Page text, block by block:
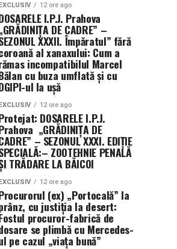
12 ore ago
I.P.J. Prahova
DE CADRE” –
XXXII. Împăratul” fără
al xanaxului: Cum a
incompatibilul Marcel
cu buza umflată și cu
ul la ușă
12 ore ago
DOSARELE I.P.J.
„GRĂDINIȚA DE
– SEZONUL XXXI. EDIȚIE
ZOOTEHNIE PENALĂ
TRĂDARE LA BĂICOI
12 ore ago
(ex) „Portocală” la
cu justiția la desert:
procuror-fabrică de
se plimbă cu Mercedes-
pe cazul „viața bună”